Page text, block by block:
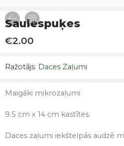
Saulespuķes
€2.00
Ražotājs: Daces Zaļumi
Maigāki mikrozaļumi
9.5 cm x 14 cm kastītes.
Daces zaļumi iekštelpās audzē